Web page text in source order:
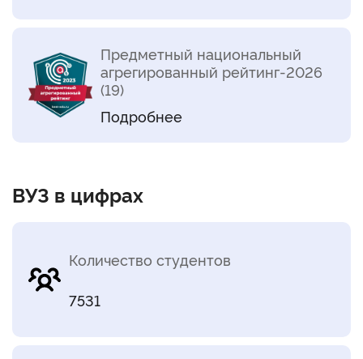
Предметный национальный
агрегированный рейтинг-2026
(19)
Подробнее
ВУЗ в цифрах
Количество студентов
7531